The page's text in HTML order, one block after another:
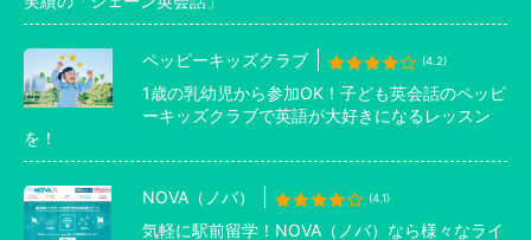
ペッピーキッズクラブ (4.2)
1歳の乳幼児から参加OK！子ども英会話のペッピ
ーキッズクラブで英語が大好きになるレッスン
を！
NOVA（ノバ） (4.1)
気軽に駅前留学！NOVA（ノバ）なら様々なライ